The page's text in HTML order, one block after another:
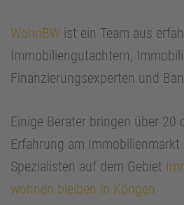
WohnBW ist ein Team aus
Immobiliengutachtern,
Finanzierungsexperten und
Einige Berater bringen über 20
Erfahrung am
Spezialisten auf dem Gebiet
wohnen bleiben in Köngen